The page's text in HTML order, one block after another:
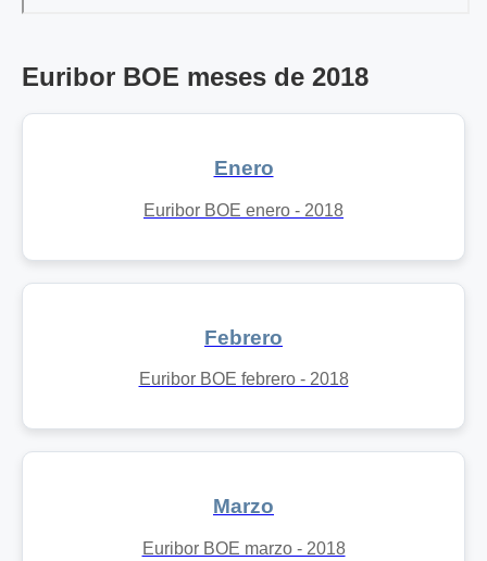
Euribor BOE meses de 2018
Enero
Euribor BOE enero - 2018
Febrero
Euribor BOE febrero - 2018
Marzo
Euribor BOE marzo - 2018